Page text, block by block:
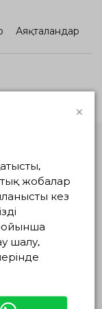
Аяқталғандар
2026
×
жобалар
кез
шалу,